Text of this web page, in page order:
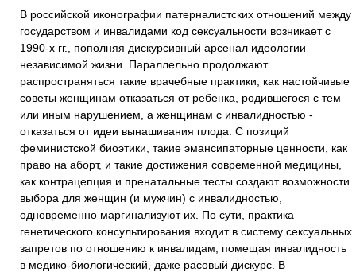
В российской иконографии патерналистских отношений между
государством и инвалидами код сексуальности возникает с
1990-х гг., пополняя дискурсивный арсенал идеологии
независимой жизни. Параллельно продолжают
распространяться такие врачебные практики, как настойчивые
советы женщинам отказаться от ребенка, родившегося с тем
или иным нарушением, а женщинам с инвалидностью -
отказаться от идеи вынашивания плода. С позиций
феминистской биоэтики, такие эмансипаторные ценности, как
право на аборт, и такие достижения современной медицины,
как контрацепция и пренатальные тесты создают возможности
выбора для женщин (и мужчин) с инвалидностью,
одновременно маргинализуют их. По сути, практика
генетического консультирования входит в систему сексуальных
запретов по отношению к инвалидам, помещая инвалидность
в медико-биологический, даже расовый дискурс. В